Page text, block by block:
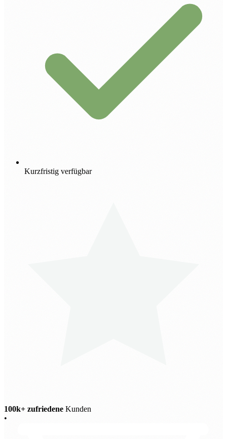
Kurzfristig verfügbar
100k+ zufriedene Kunden
•